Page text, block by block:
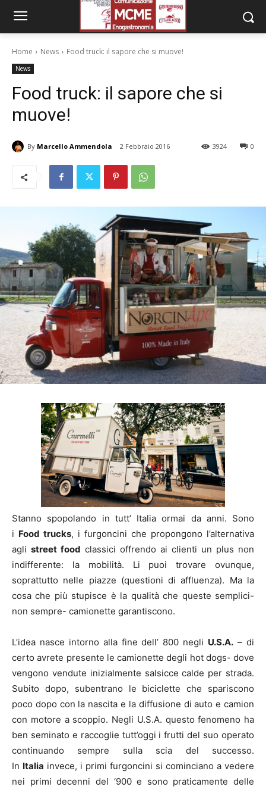
Home News Food truck: il sapore che si muove!
News
Food truck: il sapore che si
muove!
By Marcello Ammendola 2 Febbraio 2016 0
3924
Stanno spopolando in tutt’ Italia ormai da anni. Sono
i Food trucks, i furgoncini che propongono l’alternativa
agli street food classici offrendo ai clienti un plus non
indifferente: la mobilità. Li puoi trovare ovunque,
soprattutto nelle piazze (questioni di affluenza). Ma la
cosa che più stupisce è la qualità che queste semplici-
non sempre- camionette garantiscono.
L’idea nasce intorno alla fine dell’ 800 negli U.S.A. – di
certo avrete presente le camionette degli hot dogs- dove
vengono vendute inizialmente salsicce calde per strada.
Subito dopo, subentrano le biciclette che spariscono
poco dopo con la nascita e la diffusione di auto e camion
con motore a scoppio. Negli U.S.A. questo fenomeno ha
ben seminato e raccoglie tutt’oggi i frutti del suo operato
continuando sempre sulla scia del successo.
In Italia invece, i primi furgoncini si cominciano a vedere
nei primi decenni del ‘900 e sono praticamente delle